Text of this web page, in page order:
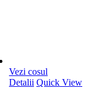
Vezi cosul
Detalii Quick View